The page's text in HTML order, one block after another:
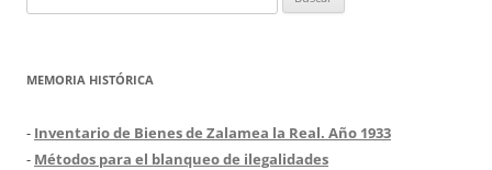
MEMORIA HISTÓRICA
- Inventario de Bienes de Zalamea la Real. Año 1933
- Métodos para el blanqueo de ilegalidades